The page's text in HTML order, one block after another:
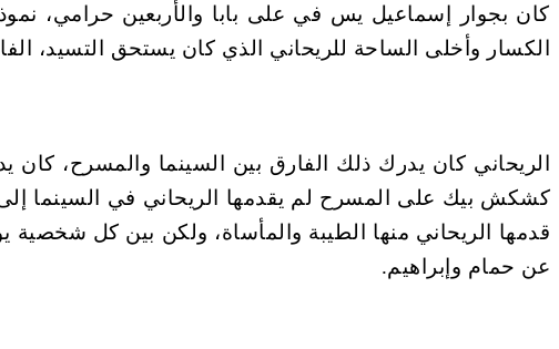
كان بجوار إسماعيل يس في على بابا والأربعين
الكسار وأخلى الساحة للريحاني الذي كان يستحق التسيد،
الريحاني كان يدرك ذلك الفارق بين السينما والمسرح،
كشكش بيك على المسرح لم يقدمها الريحاني في السينما
قدمها الريحاني منها الطيبة والمأساة، ولكن بين كل
عن حمام وإبراهيم.